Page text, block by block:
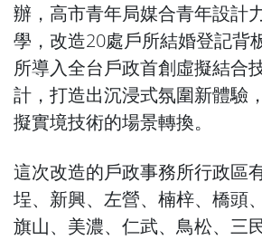
辦，高市青年局媒合青年設計
學，改造20處戶所結婚登記背
所導入全台戶政首創虛擬結合
計，打造出沉浸式氛圍新體驗
擬實境技術的場景轉換。
這次改造的戶政事務所行政區
埕、新興、左營、楠梓、橋頭
旗山、美濃、仁武、鳥松、三